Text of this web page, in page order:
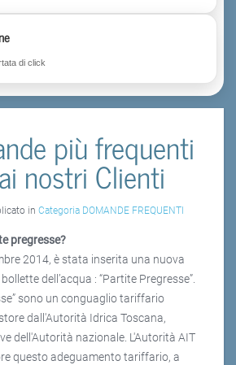
di click
più frequenti
nostri Clienti
in Categoria DOMANDE FREQUENTI
pregresse?
2014, è stata inserita una nuova
dell’acqua : “Partite Pregresse”.
sono un conguaglio tariffario
dall'Autorità Idrica Toscana,
dell'Autorità nazionale. L'Autorità AIT
questo adeguamento tariffario, a